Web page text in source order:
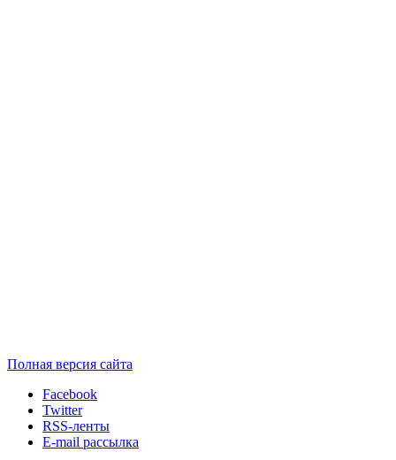
Полная версия сайта
Facebook
Twitter
RSS-ленты
E-mail рассылка